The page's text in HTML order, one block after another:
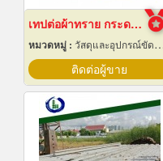
เทปต่อผ้าทราย กระดาษทราย
หมวดหมู่ : วัสดุและอุปกรณ์ขัดและฝน
ติดต่อผู้ขาย